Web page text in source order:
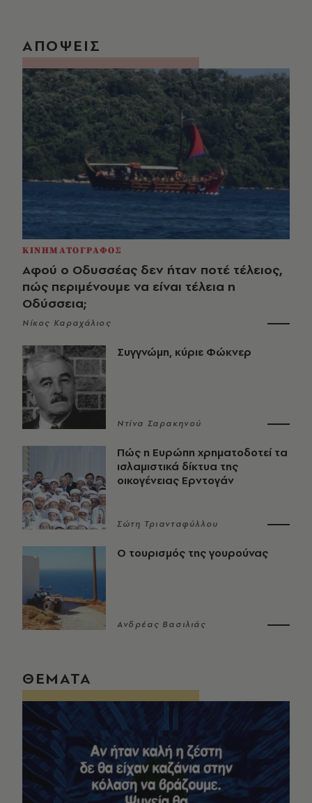
ΑΠΟΨΕΙΣ
ΚΙΝΗΜΑΤΟΓΡΑΦΟΣ
Αφού ο Οδυσσέας δεν ήταν ποτέ τέλειος,
πώς περιμένουμε να είναι τέλεια η
Οδύσσεια;
Νίκος Καραχάλιος
Συγγνώμη, κύριε Φώκνερ
Ντίνα Σαρακηνού
Πώς η Ευρώπη χρηματοδοτεί τα
ισλαμιστικά δίκτυα της
οικογένειας Ερντογάν
Σώτη Τριανταφύλλου
Ο τουρισμός της γουρούνας
Ανδρέας Βασιλιάς
ΘΕΜΑΤΑ